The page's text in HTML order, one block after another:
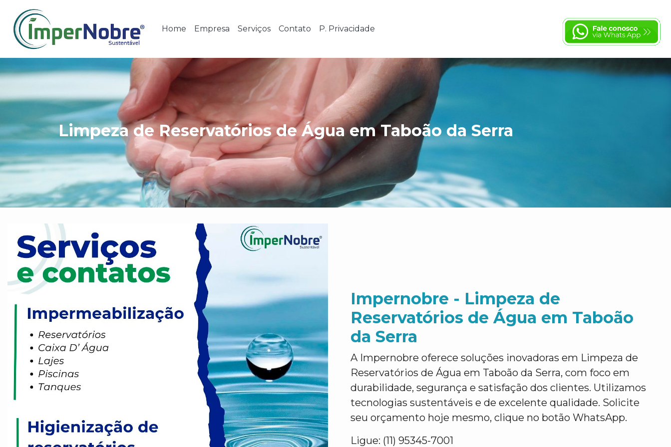
Home Empresa Serviços Contato P. Privacidade
Limpeza de Reservatórios de Água em Taboão da Serra
Impernobre - Limpeza de
Reservatórios de Água em Taboão
da Serra
A Impernobre oferece soluções inovadoras em Limpeza de
Reservatórios de Água em Taboão da Serra, com foco em
durabilidade, segurança e satisfação dos clientes. Utilizamos
tecnologias sustentáveis e de excelente qualidade. Solicite
seu orçamento hoje mesmo, clique no botão WhatsApp.
Ligue: (11) 95345-7001